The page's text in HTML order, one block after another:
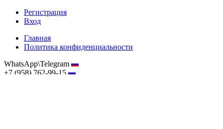
Регистрация
Вход
Главная
Политика конфиденциальности
WhatsApp\Telegram
+7 (958) 762-99-15